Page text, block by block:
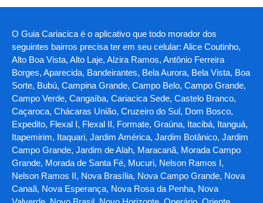
O Guia Cariacica é o aplicativo que todo morador dos
seguintes bairros precisa ter em seu celular: Alice Coutinho,
Alto Boa Vista, Alto Laje, Alzira Ramos, Antônio Ferreira
Borges, Aparecida, Bandeirantes, Bela Aurora, Bela Vista, Boa
Sorte, Bubú, Campina Grande, Campo Belo, Campo Grande,
Campo Verde, Cangaíba, Cariacica Sede, Castelo Branco,
Caçaroca, Chácaras União, Cruzeiro do Sul, Dom Bosco,
Expedito, Flexal I, Flexal II, Formate, Graúna, Itacibá, Itanguá,
Itapemirim, Itaquari, Jardim América, Jardim Botânico, Jardim
Campo Grande, Jardim de Alah, Maracanã, Morada Campo
Grande, Morada de Santa Fé, Mucuri, Nelson Ramos I,
Nelson Ramos II, Nova Brasília, Nova Campo Grande, Nova
Canaã, Nova Esperança, Nova Rosa da Penha, Nova